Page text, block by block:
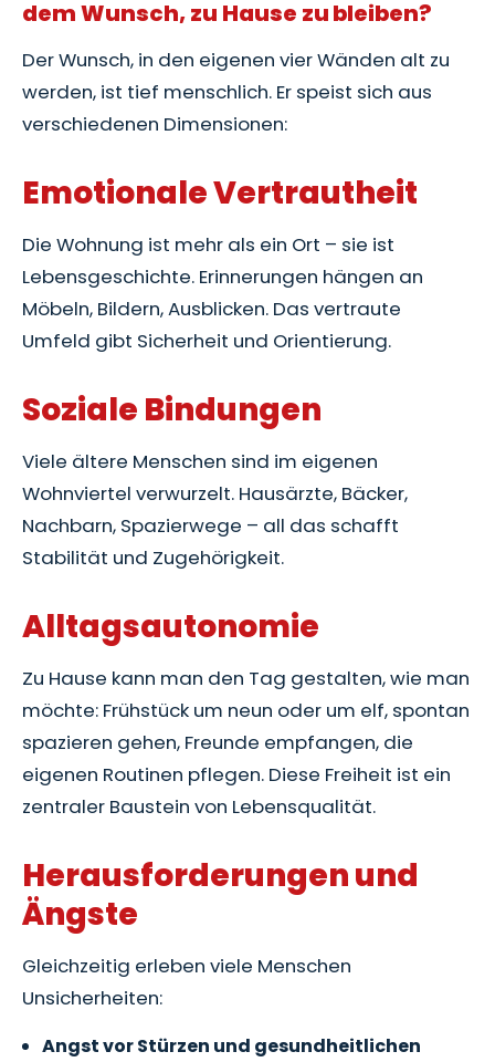
dem Wunsch, zu Hause zu bleiben?
Der Wunsch, in den eigenen vier Wänden alt zu
werden, ist tief menschlich. Er speist sich aus
verschiedenen Dimensionen:
Emotionale Vertrautheit
Die Wohnung ist mehr als ein Ort – sie ist
Lebensgeschichte. Erinnerungen hängen an
Möbeln, Bildern, Ausblicken. Das vertraute
Umfeld gibt Sicherheit und Orientierung.
Soziale Bindungen
Viele ältere Menschen sind im eigenen
Wohnviertel verwurzelt. Hausärzte, Bäcker,
Nachbarn, Spazierwege – all das schafft
Stabilität und Zugehörigkeit.
Alltagsautonomie
Zu Hause kann man den Tag gestalten, wie man
möchte: Frühstück um neun oder um elf, spontan
spazieren gehen, Freunde empfangen, die
eigenen Routinen pflegen. Diese Freiheit ist ein
zentraler Baustein von Lebensqualität.
Herausforderungen und
Ängste
Gleichzeitig erleben viele Menschen
Unsicherheiten:
Angst vor Stürzen und gesundheitlichen